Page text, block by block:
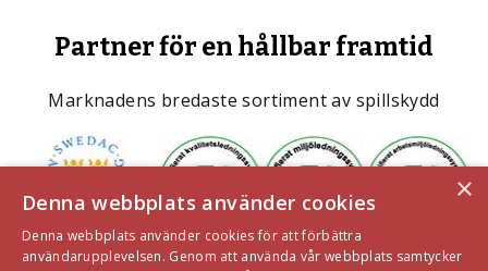
Partner för en hållbar framtid
Marknadens bredaste sortiment av spillskydd
×
Denna webbplats använder cookies
Denna webbplats använder cookies för att förbättra
användarupplevelsen. Genom att använda vår webbplats samtycker